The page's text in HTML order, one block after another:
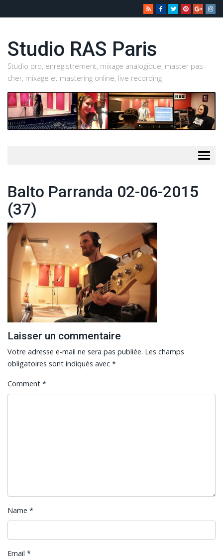
Studio RAS Paris
Studio pro, enregistrement, mixage analogique, master pas
cher, mixage et mastering online, live recording
Balto Parranda 02-06-2015
(37)
Laisser un commentaire
Votre adresse e-mail ne sera pas publiée. Les champs
obligatoires sont indiqués avec *
Comment *
Name *
Email *